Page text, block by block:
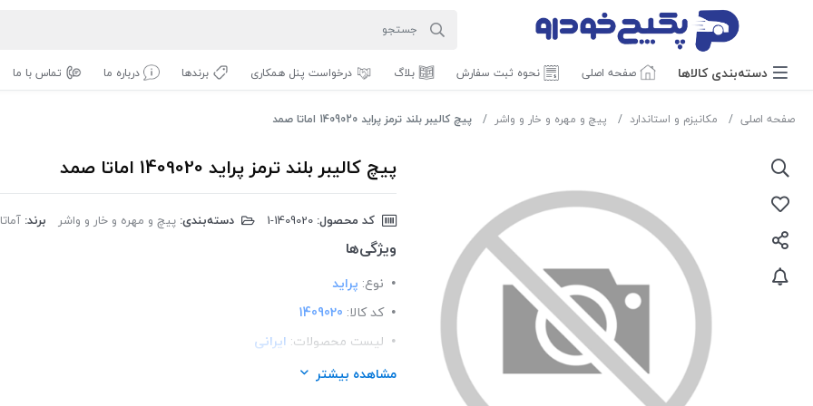
دسته‌بندی‌ کالاها صفحه اصلی نحوه ثبت سفارش بلاگ درخواست پنل همکاری برندها درباره ما تماس با ما
صفحه اصلی مکانیزم و استاندارد پیچ و مهره و خار و واشر پیچ کالیبر بلند ترمز پراید 1409020 اماتا صمد
پیچ کالیبر بلند ترمز پراید 1409020 اماتا صمد
کد محصول: دسته‌بندی: پیچ و مهره و خار و واشر برند:
ویژگی‌ها
نوع: پراید
کد کالا: 1409020
لیست محصولات: ایرانی
برند:اماتا صمد
مشاهده بیشتر